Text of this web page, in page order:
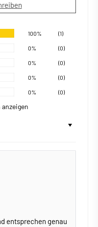
100% (1)
0% (0)
0% (0)
0% (0)
0% (0)
entsprechen genau